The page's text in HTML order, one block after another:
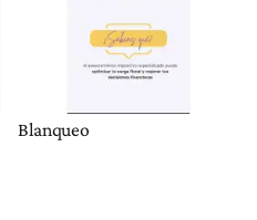
Blanqueo